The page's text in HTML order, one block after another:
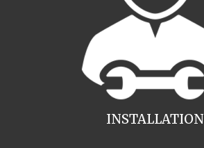
INSTALLATION